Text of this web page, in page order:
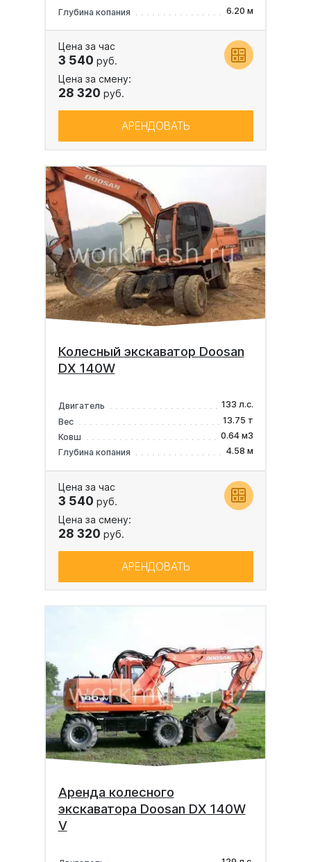
Глубина копания
6.20 м
Цена за час
3 540 руб.
Цена за смену:
28 320 руб.
АРЕНДОВАТЬ
Колесный экскаватор Doosan
DX 140W
Двигатель
133 л.с.
Вес
13.75 т
Ковш
0.64 м3
Глубина копания
4.58 м
Цена за час
3 540 руб.
Цена за смену:
28 320 руб.
АРЕНДОВАТЬ
Аренда колесного
экскаватора Doosan DX 140W
V